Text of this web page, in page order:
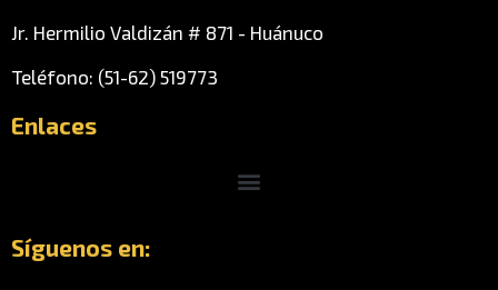
Jr. Hermilio Valdizán # 871 - Huánuco
Teléfono: (51-62) 519773
Enlaces
Menu
Síguenos en: